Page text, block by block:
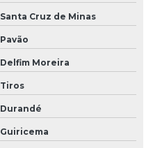
Santa Cruz de Minas
Pavão
Delfim Moreira
Tiros
Durandé
Guiricema